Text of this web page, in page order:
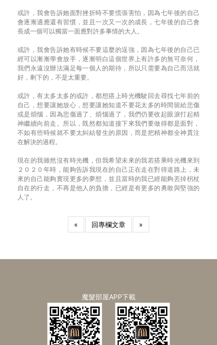
或許，我會告訴她面對挫折時不要慌張害怕，因為七年後的自己
會逐漸適應還有習慣，並且一次又一次的成長，七年後的自己會
長成一個可以獨當一面應對許多事情的大人。
或許，我會告訴她有時候不要這麼的逞強，因為七年後的自己已
經可以漸漸學會放手，逐漸明白這個世界上有許多的無可奈何，
我們永遠沒辦法滿足每一個人的期待，所以只需要為自己而活就
好，剩下的，不是太重要。
或許，有太多太多的或許，都想搭上時光機駛回去尋找七年前的
自己，想要讓她放心，想要讓她知道不要花太多的時間留給悲傷
或是煩惱，因為悲傷過了、煩惱過了，我們仍要收起眼淚打起精
神繼續向前走。所以，既然都知道接下來我們要做得都是面對，
不如有些時候就不要太糾結發生的原因，而是把精神都全神貫注
在解決的過程。
現在的我雖然沒有時光機，但我希望未來的我若搭乘時光機來到
２０２０年時，能夠告訴我現在的自己正在走在對得道路上，未
來的自己能夠實現更多的夢想，並且當時的我已經能夠丟掉柺杖
自在的行走，不再是他人的負擔，已經是有更多的勇敢與堅強的
人了。
« 回專欄文章 »
魔髮部屋APP下載